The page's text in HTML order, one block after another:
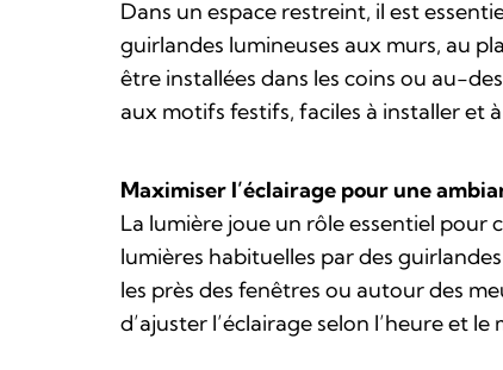
Dans un espace restreint, il est
guirlandes lumineuses aux murs, au
être installées dans les coins ou au-
aux motifs festifs, faciles à installer et
Maximiser l’éclairage pour une
La lumière joue un rôle essentiel pour
lumières habituelles par des
les près des fenêtres ou autour des
d’ajuster l’éclairage selon l’heure et